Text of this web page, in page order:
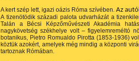
A kert szép lett, igazi oázis Róma szívében. Az
A tizenötödik századi palota udvarházát a
Talán a Bécsi Képzőművészeti Akadémia
nagykövetség székhelye volt – figyelemreméltó
botanikus, Pietro Romualdo Pirotta (1853-1936)
köztük azokért, amelyek még mindig a központi
tartoznak Rómában.